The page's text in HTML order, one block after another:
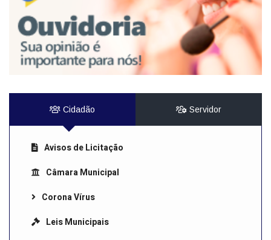
Cidadão Servidor
Avisos de Licitação
Câmara Municipal
Corona Vírus
Leis Municipais